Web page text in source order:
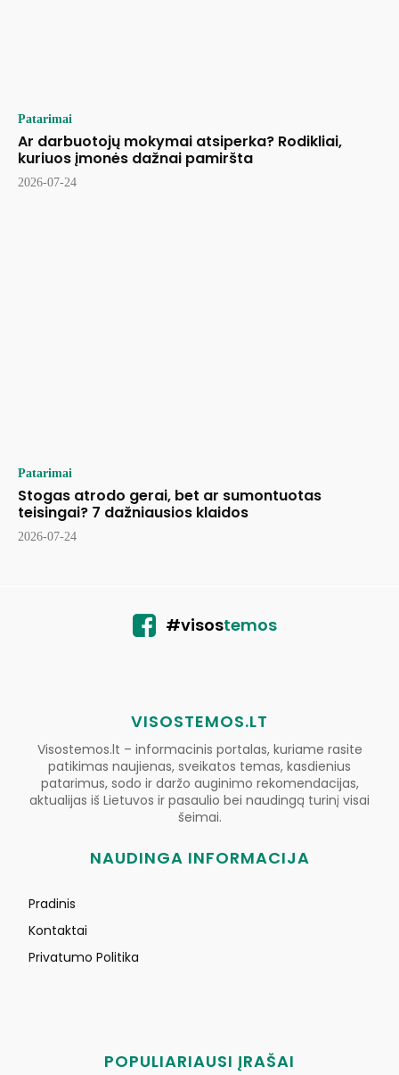
Patarimai
Ar darbuotojų mokymai atsiperka? Rodikliai,
kuriuos įmonės dažnai pamiršta
2026-07-24
Patarimai
Stogas atrodo gerai, bet ar sumontuotas
teisingai? 7 dažniausios klaidos
2026-07-24
#visostemos
VISOSTEMOS.LT
Visostemos.lt – informacinis portalas, kuriame rasite
patikimas naujienas, sveikatos temas, kasdienius
patarimus, sodo ir daržo auginimo rekomendacijas,
aktualijas iš Lietuvos ir pasaulio bei naudingą turinį visai
šeimai.
NAUDINGA INFORMACIJA
Pradinis
Kontaktai
Privatumo Politika
POPULIARIAUSI ĮRAŠAI